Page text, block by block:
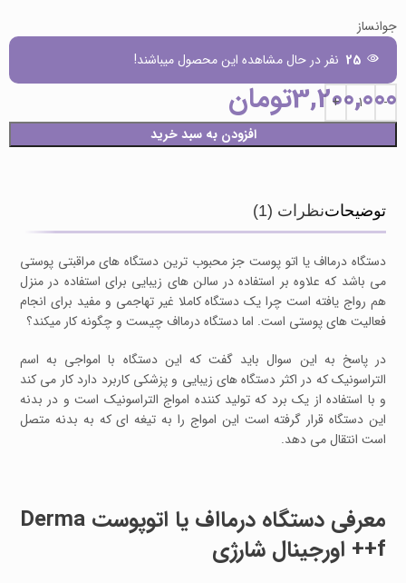
جوانساز
25 نفر در حال مشاهده این محصول میباشند!
3,200,000تومان
افزودن به سبد خرید
توضیحاتنظرات (1)
دستگاه درمااف یا اتو پوست جز محبوب ترین دستگاه های مراقبتی پوستی
می باشد که علاوه بر استفاده در سالن های زیبایی برای استفاده در منزل
هم رواج یافته است چرا یک دستگاه کاملا غیر تهاجمی و مفید برای انجام
فعالیت های پوستی است. اما دستگاه درمااف چیست و چگونه کار میکند؟
در پاسخ به این سوال باید گفت که این دستگاه با امواجی به اسم
التراسونیک که در اکثر دستگاه های زیبایی و پزشکی کاربرد دارد کار می کند
و با استفاده از یک برد که تولید کننده امواج التراسونیک است و در بدنه
این دستگاه قرار گرفته است این امواج را به تیغه ای که به بدنه متصل
است انتقال می دهد.
معرفی دستگاه درمااف یا اتوپوست Derma
f++ اورجینال شارژی